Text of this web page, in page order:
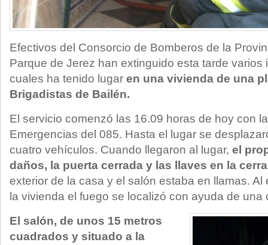
Efectivos del Consorcio de Bomberos de la
Parque de Jerez han extinguido esta tarde varios
cuales ha tenido lugar en una vivienda de una
Brigadistas de Bailén.
El servicio comenzó las 16.09 horas de hoy con
Emergencias del 085. Hasta el lugar se
cuatro vehículos. Cuando llegaron al lugar, el
daños, la puerta cerrada y las llaves en la
exterior de la casa y el salón estaba en llamas.
la vivienda el fuego se localizó con ayuda de una
El salón, de unos 15 metros
cuadrados y situado a la